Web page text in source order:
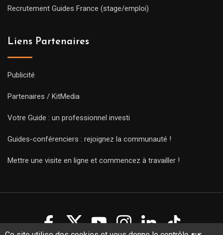
Recrutement Guides France (stage/emploi)
Liens Partenaires
Publicité
Partenaires / KitMedia
Votre Guide : un professionnel investi
Guides-conférenciers : rejoignez la communauté !
Mettre une visite en ligne et commencez à travailler !